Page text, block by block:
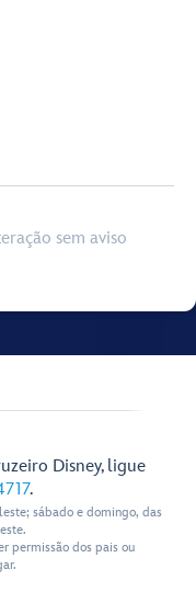
sem aviso
Disney, ligue
.
sábado e domingo, das
permissão dos pais ou